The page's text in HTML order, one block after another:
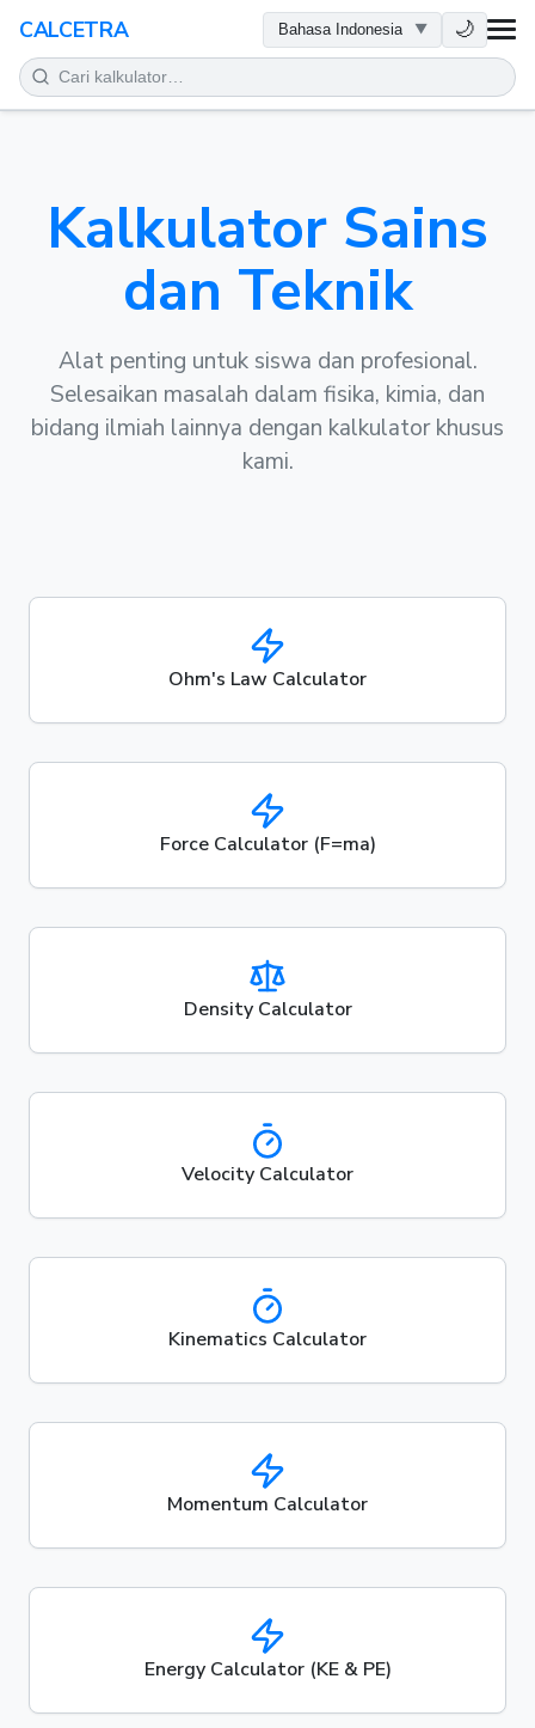
CALCETRA 🌙
MATEMATIKA
SAINS
SEHARI-HARI
ALAT LAINNYA
Kalkulator Sains
dan Teknik
Alat penting untuk siswa dan profesional.
Selesaikan masalah dalam fisika, kimia, dan
bidang ilmiah lainnya dengan kalkulator khusus
kami.
Ohm's Law Calculator
Force Calculator (F=ma)
Density Calculator
Velocity Calculator
Kinematics Calculator
Momentum Calculator
Energy Calculator (KE & PE)